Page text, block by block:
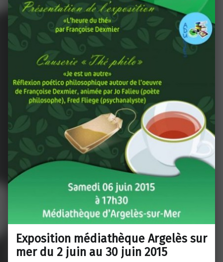
Exposition médiathèque Argelès sur
mer du 2 juin au 30 juin 2015